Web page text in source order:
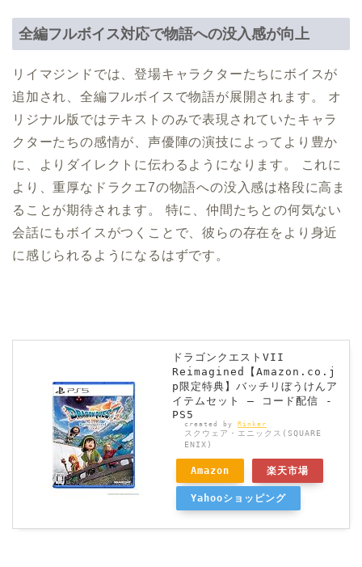
全編フルボイス対応で物語への没入感が向上
リイマジンドでは、登場キャラクターたちにボイスが
追加され、全編フルボイスで物語が展開されます。 オ
リジナル版ではテキストのみで表現されていたキャラ
クターたちの感情が、声優陣の演技によってより豊か
に、よりダイレクトに伝わるようになります。 これに
より、重厚なドラクエ7の物語への没入感は格段に高ま
ることが期待されます。 特に、仲間たちとの何気ない
会話にもボイスがつくことで、彼らの存在をより身近
に感じられるようになるはずです。
ドラゴンクエストVII
Reimagined【Amazon.co.j
p限定特典】バッチリぼうけんア
イテムセット – コード配信 -
PS5
created by Rinker
スクウェア・エニックス(SQUARE
ENIX)
Amazon 楽天市場
Yahooショッピング